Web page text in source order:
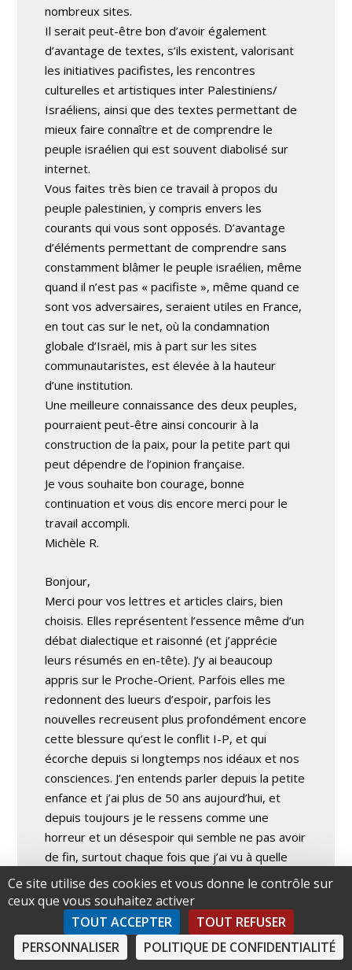
nombreux sites.
Il serait peut-être bon d’avoir également
d’avantage de textes, s’ils existent, valorisant
les initiatives pacifistes, les rencontres
culturelles et artistiques inter Palestiniens/
Israéliens, ainsi que des textes permettant de
mieux faire connaître et de comprendre le
peuple israélien qui est souvent diabolisé sur
internet.
Vous faites très bien ce travail à propos du
peuple palestinien, y compris envers les
courants qui vous sont opposés. D’avantage
d’éléments permettant de comprendre sans
constamment blâmer le peuple israélien, même
quand il n’est pas « pacifiste », même quand ce
sont vos adversaires, seraient utiles en France,
en tout cas sur le net, où la condamnation
globale d’Israël, mis à part sur les sites
communautaristes, est élevée à la hauteur
d’une institution.
Une meilleure connaissance des deux peuples,
pourraient peut-être ainsi concourir à la
construction de la paix, pour la petite part qui
peut dépendre de l’opinion française.
Je vous souhaite bon courage, bonne
continuation et vous dis encore merci pour le
travail accompli.
Michèle R.
Bonjour,
Merci pour vos lettres et articles clairs, bien
choisis. Elles représentent l’essence même d’un
débat dialectique et raisonné (et j’apprécie
leurs résumés en en-tête). J’y ai beaucoup
appris sur le Proche-Orient. Parfois elles me
redonnent des lueurs d’espoir, parfois les
nouvelles recreusent plus profondément encore
cette blessure qu’est le conflit I-P, et qui
écorche depuis si longtemps nos idéaux et nos
consciences. J’en entends parler depuis la petite
enfance et j’ai plus de 50 ans aujourd’hui, et
depuis toujours je le ressens comme une
horreur et un désespoir qui semble ne pas avoir
de fin, surtout chaque fois que j’ai vu à quelle
vitesse les conversations sur ce sujet peuvent
dégénérer en pugilats verbaux. Les
informations que vous donnez me permettent
d’intervenir dans ces conversations d’une façon
calme et raisonnée; peu de gens sont
Ce site utilise des cookies et vous donne le contrôle sur
ceux que vous souhaitez activer
TOUT ACCEPTER
TOUT REFUSER
PERSONNALISER
POLITIQUE DE CONFIDENTIALITÉ